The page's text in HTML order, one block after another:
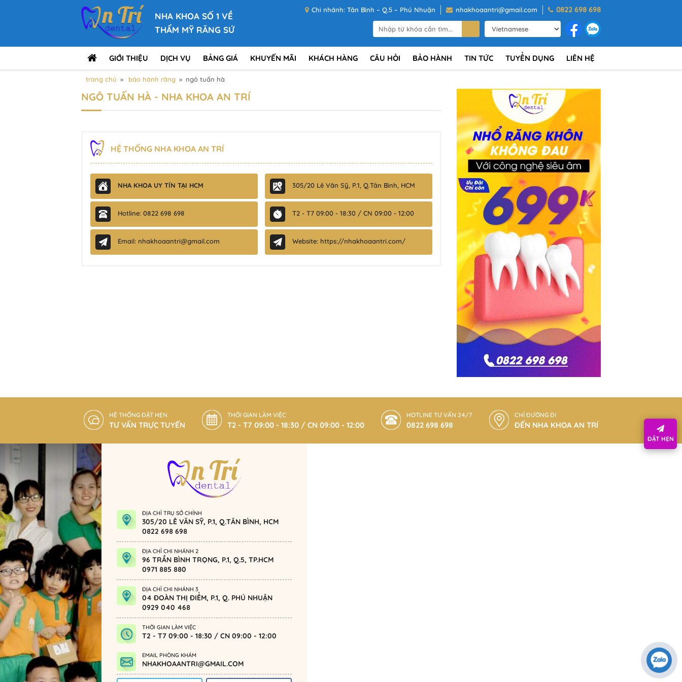
NHA KHOA SỐ 1 VỀ
THẨM MỸ RĂNG SỨ
Chi nhánh: Tân Bình – Q.5 – Phú Nhuận nhakhoaantri@gmail.com 0822 698 698
GIỚI THIỆU DỊCH VỤ BẢNG GIÁ KHUYẾN MÃI KHÁCH HÀNG CÂU HỎI BẢO HÀNH TIN TỨC TUYỂN DỤNG LIÊN HỆ
trang chủ » bảo hành răng » ngô tuấn hà
NGÔ TUẤN HÀ - NHA KHOA AN TRÍ
HỆ THỐNG NHA KHOA AN TRÍ
NHA KHOA UY TÍN TẠI HCM 305/20 Lê Văn Sỹ, P.1, Q.Tân Bình, HCM
Hotline: 0822 698 698 T2 - T7 09:00 - 18:30 / CN 09:00 - 12:00
Email: nhakhoaantri@gmail.com Website: https://nhakhoaantri.com/
HỆ THỐNG ĐẶT HẸN
TƯ VẤN TRỰC TUYẾN
THỜI GIAN LÀM VIỆC
T2 - T7 09:00 - 18:30 / CN 09:00 - 12:00
HOTLINE TƯ VẤN 24/7
0822 698 698
CHỈ ĐƯỜNG ĐI
ĐẾN NHA KHOA AN TRÍ
ĐỊA CHỈ TRỤ SỞ CHÍNH
305/20 LÊ VĂN SỸ, P.1, Q.TÂN BÌNH, HCM
0822 698 698
ĐỊA CHỈ CHI NHÁNH 2
96 TRẦN BÌNH TRỌNG, P.1, Q.5, TP.HCM
0971 885 880
ĐỊA CHỈ CHI NHÁNH 3
04 ĐOÀN THỊ ĐIỂM, P.1, Q. PHÚ NHUẬN
0929 040 468
THỜI GIAN LÀM VIỆC
T2 - T7 09:00 - 18:30 / CN 09:00 - 12:00
EMAIL PHÒNG KHÁM
NHAKHOAANTRI@GMAIL.COM
ĐẶT HẸN